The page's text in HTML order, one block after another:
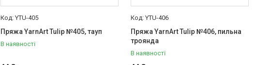
YTU-405
Пряжа YarnArt Tulip №405, тауп
В наявності
YTU-406
Пряжа YarnArt Tulip №406, пильна
троянда
В наявності